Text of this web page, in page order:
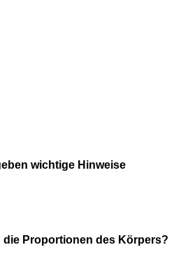
wichtige Hinweise
die Proportionen des Körpers?